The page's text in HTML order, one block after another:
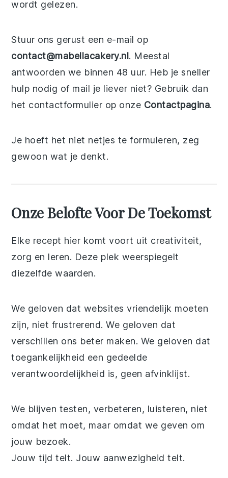
wordt gelezen.
Stuur ons gerust een e-mail op
contact@mabellacakery.nl. Meestal
antwoorden we binnen 48 uur. Heb je sneller
hulp nodig of mail je liever niet? Gebruik dan
het contactformulier op onze Contactpagina.
Je hoeft het niet netjes te formuleren, zeg
gewoon wat je denkt.
Onze Belofte Voor De Toekomst
Elke recept hier komt voort uit creativiteit,
zorg en leren. Deze plek weerspiegelt
diezelfde waarden.
We geloven dat websites vriendelijk moeten
zijn, niet frustrerend. We geloven dat
verschillen ons beter maken. We geloven dat
toegankelijkheid een gedeelde
verantwoordelijkheid is, geen afvinklijst.
We blijven testen, verbeteren, luisteren, niet
omdat het moet, maar omdat we geven om
jouw bezoek.
Jouw tijd telt. Jouw aanwezigheid telt.